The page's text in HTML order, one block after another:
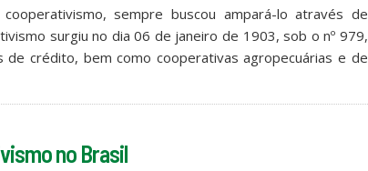
sempre buscou ampará-lo através de
surgiu no dia 06 de janeiro de 1903, sob o nº 979,
crédito, bem como cooperativas agropecuárias e de
no Brasil